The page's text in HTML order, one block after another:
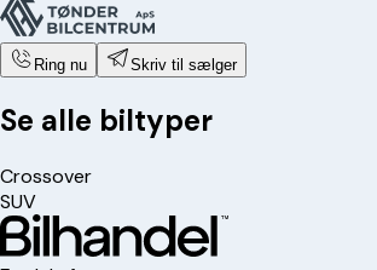
Ring nu Skriv til sælger
Se alle biltyper
Crossover
SUV